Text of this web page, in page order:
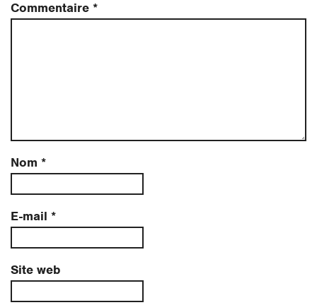
Commentaire *
Nom *
E-mail *
Site web